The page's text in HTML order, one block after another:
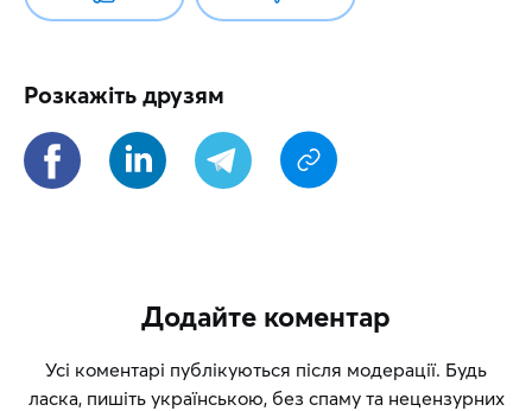
Розкажіть друзям
Додайте коментар
Усі коментарі публікуються після модерації. Будь
ласка, пишіть українською, без спаму та нецензурних